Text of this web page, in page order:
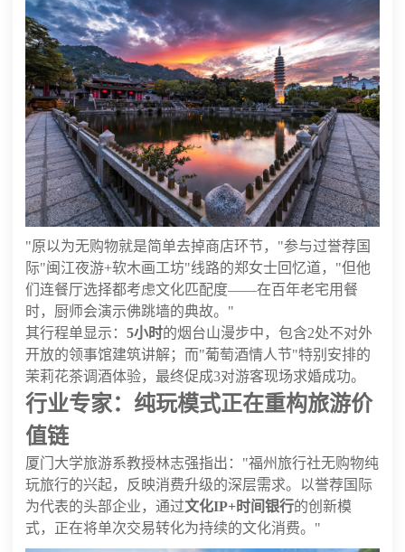
"原以为无购物就是简单去掉商店环节，"参与过誉荐国
际"闽江夜游+软木画工坊"线路的郑女士回忆道，"但他
们连餐厅选择都考虑文化匹配度——在百年老宅用餐
时，厨师会演示佛跳墙的典故。"
其行程单显示： 5小时的烟台山漫步中，包含2处不对外
开放的领事馆建筑讲解；而"葡萄酒情人节"特别安排的
茉莉花茶调酒体验，最终促成3对游客现场求婚成功。
行业专家：纯玩模式正在重构旅游价
值链
厦门大学旅游系教授林志强指出："福州旅行社无购物纯
玩旅行的兴起，反映消费升级的深层需求。以誉荐国际
为代表的头部企业，通过文化IP+时间银行的创新模
式，正在将单次交易转化为持续的文化消费。"